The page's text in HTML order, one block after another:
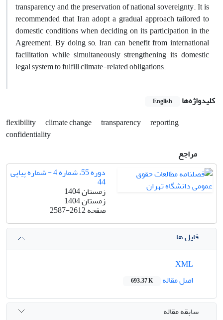
transparency and the preservation of national sovereignty. It is
recommended that Iran adopt a gradual approach tailored to
domestic conditions when deciding on its participation in the
Agreement. By doing so, Iran can benefit from international
facilitation while simultaneously strengthening its domestic
legal system to fulfill climate-related obligations.
کلیدواژه‌ها English
flexibility climate change transparency
reporting
confidentiality
مراجع
دوره 55، شماره 4 - شماره پیاپی
44
زمستان 1404
زمستان 1404
صفحه2587-2612
فایل ها
اصل مقاله
693.37 K
سابقه مقاله